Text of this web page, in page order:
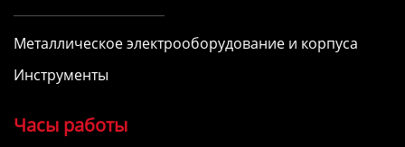
Металлическое электрооборудование и корпуса
Инструменты
Часы работы